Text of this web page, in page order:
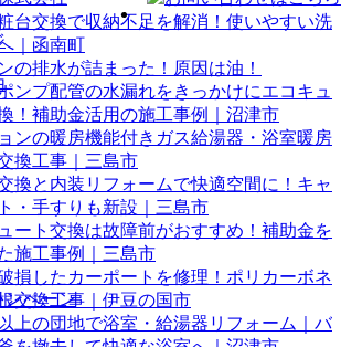
ンペーン
台交換で収納不足を解消！使いやすい洗
｜函南町
の排水が詰まった！原因は油！
ンプ配管の水漏れをきっかけにエコキュ
！補助金活用の施工事例｜沼津市
ンの暖房機能付きガス給湯器・浴室暖房
換工事｜三島市
換と内装リフォームで快適空間に！キャ
・手すりも新設｜三島市
ート交換は故障前がおすすめ！補助金を
施工事例｜三島市
損したカーポートを修理！ポリカーボネ
交換工事｜伊豆の国市
上の団地で浴室・給湯器リフォーム｜バ